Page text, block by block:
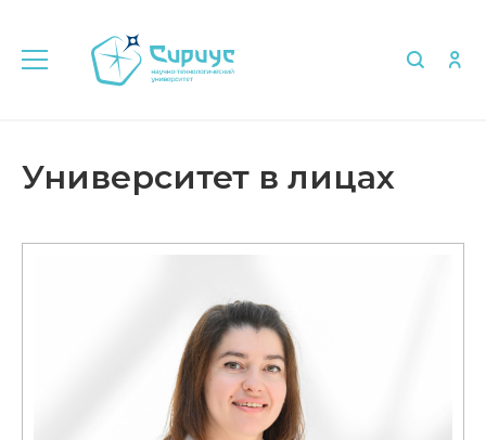
Университет в лицах